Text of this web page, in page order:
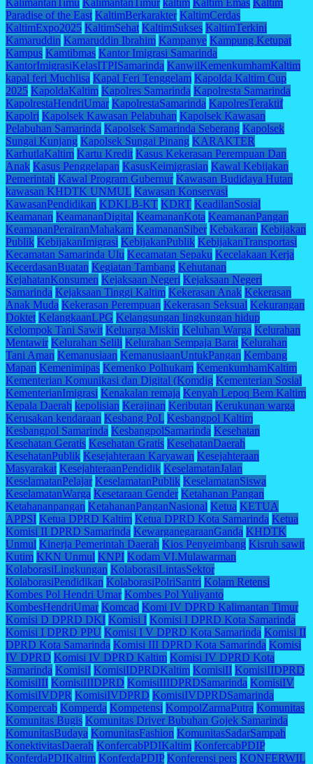
Paradise of the East KaltimBerkarakter KaltimCerdas
KaltimExpo2025 KaltimSehat KaltimSukses KaltimTerkini
Kamaruddin Kamaruddin Ibrahim Kampanye Kampung Ketupat
Kampus Kamtibmas Kantor Imigrasi Samarinda
KantorImigrasiKelasITPISamarinda KanwilKemenkumhamKaltim
kapal feri Muchlisa Kapal Feri Tenggelam Kapolda Kaltim Cup
2025 KapoldaKaltim Kapolres Samarinda Kapolresta Samarinda
KapolrestaHendriUmar KapolrestaSamarinda KapolresTeraktif
Kapolri Kapolsek Kawasan Pelabuhan Kapolsek Kawasan
Pelabuhan Samarinda Kapolsek Samarinda Seberang Kapolsek
Sungai Kunjang Kapolsek Sungai Pinang KARAKTER
KarhutlaKaltim Kartu Kredit Kasus Kekerasan Perempuan Dan
Anak Kasus Penggelapan KasusKeimigrasian Kawal Kebijakan
Pemerintah Kawal Program Gubernur Kawasan Budidaya Hutan
kawasan KHDTK UNMUL Kawasan Konservasi
KawasanPendidikan KDKLB-KT KDRT KeadilanSosial
Keamanan KeamananDigital KeamananKota KeamananPangan
KeamananPerairanMahakam KeamananSiber Kebakaran Kebijakan
Publik KebijakanImigrasi KebijakanPublik KebijakanTransportasi
Kecamatan Samarinda Ulu Kecamatan Sepaku Kecelakaan Kerja
KecerdasanBuatan Kegiatan Tambang Kehutanan
KejahatanKonsumen Kejaksaan Negeri Kejaksaan Negeri
Samarinda Kejaksaan Tinggi Kaltim Kekerasan Anak Kekerasan
Anak Muda Kekerasan Perempuan Kekerasan Seksual Kekurangan
Doktet KelangkaanLPG Kelangsungan lingkungan hidup
Kelompok Tani Sawit Keluarga Miskin Keluhan Warga Kelurahan
Mentawir Kelurahan Selili Kelurahan Sempaja Barat Kelurahan
Tani Aman Kemanusiaan KemanusiaanUntukPangan Kembang
Mapan Kemenimipas Kemenko Polhukam KemenkumhamKaltim
Kementerian Komunikasi dan Digital (Komdig Kementerian Sosial
KementerianImigrasi Kenakalan remaja Kenyah Lepoq Bem Kaltim
Kepala Daerah kepolisian Kerajinan Keributan Kerukunan warga
Kerusakan kendaraan Kesbang PoL Kesbangpol Kaltim
Kesbangpol Samarinda KesbangpolSamarinda Kesehatan
Kesehatan Geratis Kesehatan Gratis KesehatanDaerah
KesehatanPublik Kesejahteraan Karyawan Kesejahteraan
Masyarakat KesejahteraanPendidik KeselamatanJalan
KeselamatanPelajar KeselamatanPublik KeselamatanSiswa
KeselamatanWarga Kesetaraan Gender Ketahanan Pangan
Ketahananpangan KetahananPanganNasional Ketua KETUA
APPSI Ketua DPRD Kaltim Ketua DPRD Kota Samarinda Ketua
Komisi II DPRD Samarinda KewarganegaraanGanda KHDTK
Unmul Kinerja Pemerintah Daerah Kios Penyeimbang Kisruh sawit
Kutim KKN Unmul KNPI Kodam VI.Mulawarman
KolaborasiLingkungan KolaborasiLintasSektor
KolaborasiPendidikan KolaborasiPolriSantri Kolam Retensi
Kombes Pol Hendri Umar Kombes Pol Yuliyanto
KombesHendriUmar Komcad Komi IV DPRD Kalimantan Timur
Komisi D DPRD DKI Komisi I Komisi I DPRD Kota Samarinda
Komisi I DPRD PPU Komisi I V DPRD Kota Samarinda Komisi II
DPRD Kota Samarinda Komisi III DPRD Kota Samarinda Komisi
IV DPRD Komisi IV DPRD Kaltim Komisi IV DPRD Kota
Samarinda KomisiI KomisiIDPRDKaltim KomisiII KomisiIIDPRD
KomisiIII KomisiIIIDPRD KomisiIIIDPRDSamarinda KomisiIV
KomisiIVDPR KomisiIVDPRD KomisiIVDPRDSamarinda
Kompercab Komperda Kompetensi KompolZarmaPutra Komunitas
Komunitas Bugis Komunitas Driver Bubuhan Gojek Samarinda
KomunitasBudaya KomunitasFashion KomunitasSadarSampah
KonektivitasDaerah KonfercabPDIKaltim KonfercabPDIP
KonferdaPDIKaltim KonferdaPDIP Konferensi pers KONFERWIL